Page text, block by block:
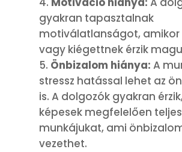
gyakran tapasztalnak
motiválatlanságot,
vagy kiégettnek érzik
Önbizalom hiánya: A
stressz hatással lehet az
is. A dolgozók gyakran
képesek megfelelően
munkájukat, ami
vezethet.